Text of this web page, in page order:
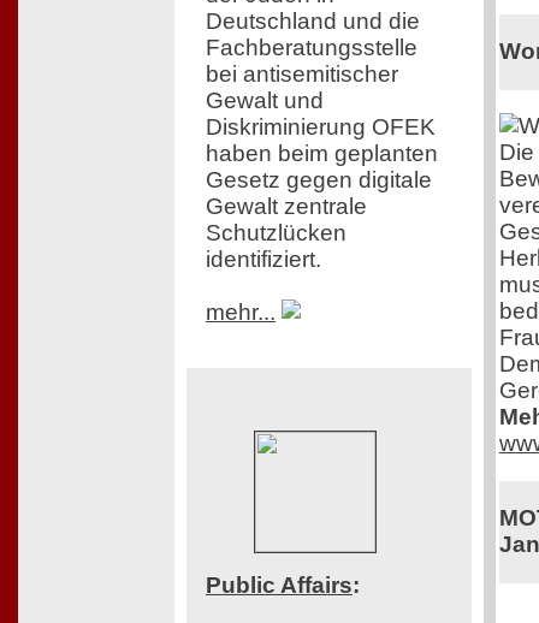
Deutschland und die
Fachberatungsstelle
bei antisemitischer
Gewalt und
Diskriminierung OFEK
haben beim geplanten
Gesetz gegen digitale
Gewalt zentrale
Schutzlücken
identifiziert.
mehr...
Public Affairs: